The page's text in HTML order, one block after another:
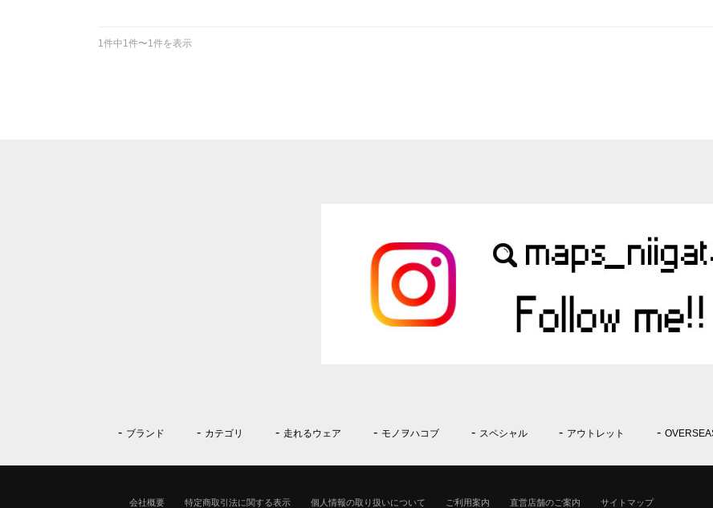
1件中1件〜1件を表示
ブランド カテゴリ 走れるウェア モノヲハコブ スペシャル アウトレット
会社概要 特定商取引法に関する表示 個人情報の取り扱いについて ご利用案内 直営店舗のご案内 サイトマップ